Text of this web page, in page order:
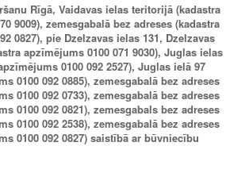
Rīgā, Vaidavas ielas teritorijā (kadastra
9009), zemesgabalā bez adreses (kadastra
0827), pie Dzelzavas ielas 131, Dzelzavas
apzīmējums 0100 071 9030), Juglas ielas
0100 092 2527), Juglas ielā 97
0100 092 0885), zemesgabalā bez adreses
0100 092 0733), zemesgabalā bez adreses
0100 092 0821), zemesgabals bez adreses
0100 092 2538), zemesgabalā bez adreses
0100 092 0827) saistībā ar būvniecību